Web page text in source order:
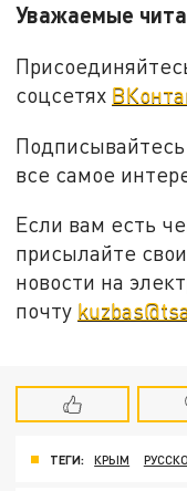
Уважаемые
соцсетях
все самое
Если вам есть
присылайте
новости на
почту
ТЕГИ: КРЫМ